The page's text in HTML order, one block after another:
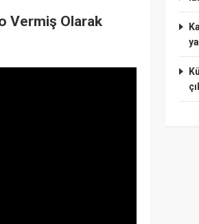
Vermiş Olarak